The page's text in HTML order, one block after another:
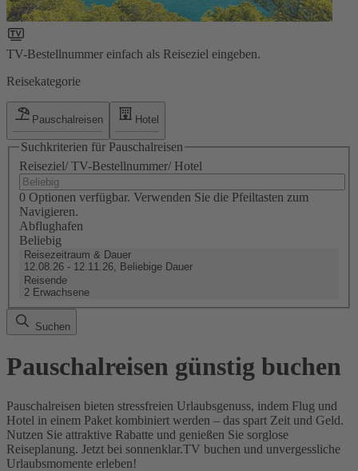
TV-Bestellnummer einfach als Reiseziel eingeben.
Reisekategorie
Pauschalreisen Hotel
Suchkriterien für Pauschalreisen
Reiseziel/ TV-Bestellnummer/ Hotel
0 Optionen verfügbar. Verwenden Sie die Pfeiltasten zum
Navigieren.
Abflughafen
Beliebig
Reisezeitraum & Dauer
12.08.26 - 12.11.26, Beliebige Dauer
Reisende
2 Erwachsene
Suchen
Pauschalreisen günstig buchen
Pauschalreisen bieten stressfreien Urlaubsgenuss, indem Flug und
Hotel in einem Paket kombiniert werden – das spart Zeit und Geld.
Nutzen Sie attraktive Rabatte und genießen Sie sorglose
Reiseplanung. Jetzt bei sonnenklar.TV buchen und unvergessliche
Urlaubsmomente erleben!